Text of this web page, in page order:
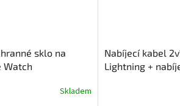
sklo na
Watch
Skladem
Nabíjecí kabel
Lightning +